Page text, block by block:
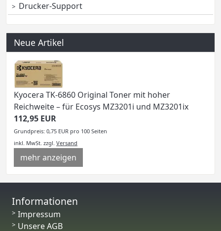
Drucker-Support
Neue Artikel
Kyocera TK-6860 Original Toner mit hoher
Reichweite – für Ecosys MZ3201i und MZ3201ix
112,95 EUR
Grundpreis: 0,75 EUR pro 100 Seiten
inkl. MwSt. zzgl. Versand
mehr anzeigen
Informationen
Impressum
Unsere AGB